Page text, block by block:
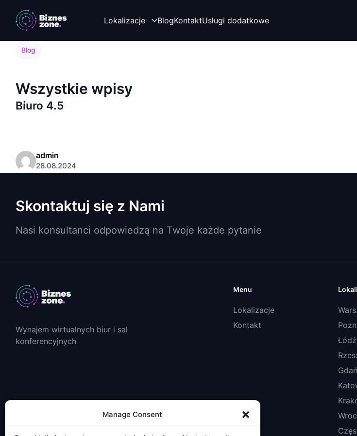
Manage Consent
Lokalizacje BlogKontaktUsługi dodatkowe
Blog
Wszystkie wpisy
Biuro 4.5
admin
28.08.2024
Skontaktuj się z Nami
Nasi konsultanci odpowiedzą na Twoje każde pytanie
Wynajem wirtualnych biur i sal
konferencyjnych
Menu
Lokalizacje
Kontakt
Łódź